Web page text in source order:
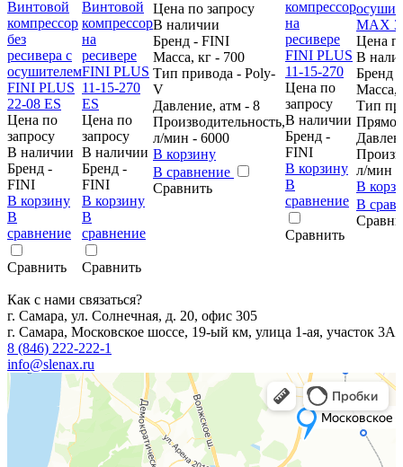
Цена по
запросу
В наличии
Бренд -
FINI
В корзину
В
сравнение
Сравнить
Цена по
запросу
В наличии
Бренд -
FINI
В корзину
В
сравнение
Сравнить
Цена по запросу
В наличии
Бренд - FINI
Масса, кг - 700
Тип привода - Poly-
V
Давление, атм - 8
Производительность,
л/мин - 6000
В корзину
В сравнение
Сравнить
Цена по
запросу
В наличии
Бренд -
FINI
В корзину
В
сравнение
Сравнить
Цена
В
Бренд
Масса,
Тип
л/мин -
В
В
Как с нами связаться?
г. Самара, ул. Солнечная, д. 20, офис 305
г. Самара, Московское шоссе, 19-ый км, улица 1-ая, участок 3А
8 (846) 222-222-1
info@slenax.ru